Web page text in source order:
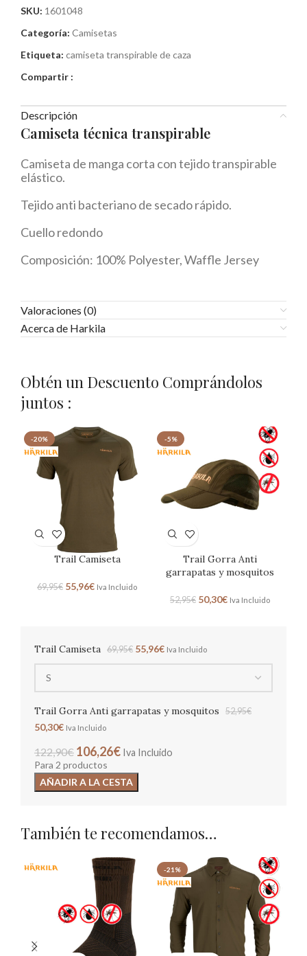
SKU: 1601048
Categoría: Camisetas
Etiqueta: camiseta transpirable de caza
Compartir :
Descripción
Camiseta técnica transpirable
Camiseta de manga corta con tejido transpirable
elástico.
Tejido anti bacteriano de secado rápido.
Cuello redondo
Composición: 100% Polyester, Waffle Jersey
Valoraciones (0)
Acerca de Harkila
Obtén un Descuento Comprándolos
juntos :
-20%
Trail Camiseta
69,95€ 55,96€ Iva Incluido
-5%
Trail Gorra Anti
garrapatas y mosquitos
52,95€ 50,30€ Iva Incluido
Trail Camiseta 69,95€ 55,96€ Iva Incluido
Trail Gorra Anti garrapatas y mosquitos 52,95€
50,30€ Iva Incluido
122,90€ 106,26€ Iva Incluido
Para 2 productos
AÑADIR A LA CESTA
También te recomendamos…
-21%